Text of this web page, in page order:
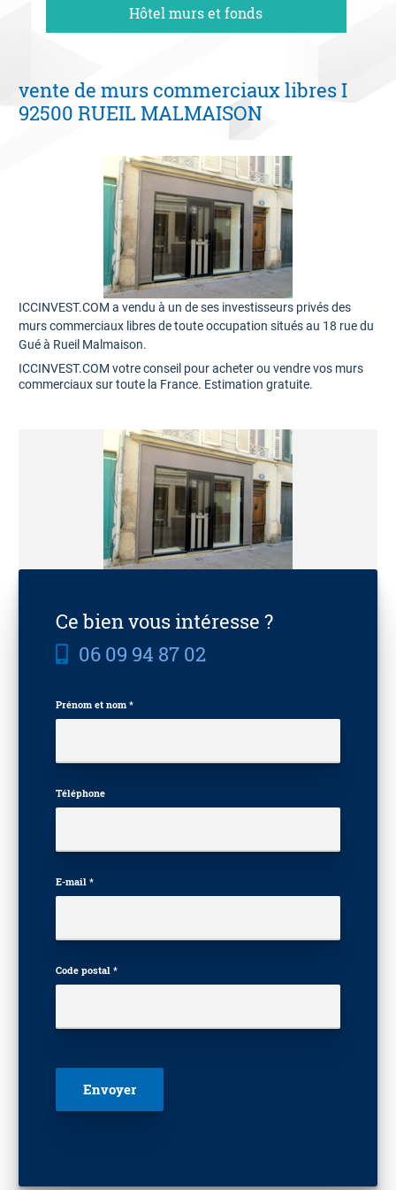
06 09 94 87 02
Estimation offerte
Hôtel murs et fonds
vente de murs commerciaux libres I
92500 RUEIL MALMAISON
ICCINVEST.COM a vendu à un de ses investisseurs privés des
murs commerciaux libres de toute occupation situés au 18 rue du
Gué à Rueil Malmaison.
ICCINVEST.COM votre conseil pour acheter ou vendre vos murs
commerciaux sur toute la France. Estimation gratuite.
Ce bien vous intéresse ?
06 09 94 87 02
Prénom et nom *
Téléphone
E-mail *
Code postal *